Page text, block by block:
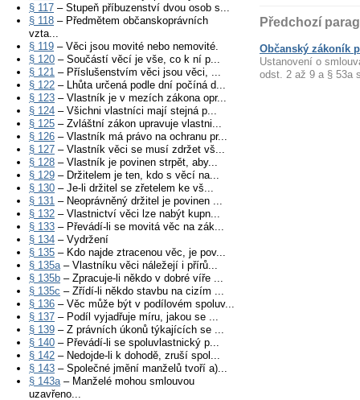
§ 117 – Stupeň příbuzenství dvou osob s...
§ 118 – Předmětem občanskoprávních
vzta...
§ 119 – Věci jsou movité nebo nemovité.
§ 120 – Součástí věcí je vše, co k ní p...
§ 121 – Příslušenstvím věci jsou věci, ...
§ 122 – Lhůta určená podle dní počíná d...
§ 123 – Vlastník je v mezích zákona opr...
§ 124 – Všichni vlastníci mají stejná p...
§ 125 – Zvláštní zákon upravuje vlastni...
§ 126 – Vlastník má právo na ochranu pr...
§ 127 – Vlastník věci se musí zdržet vš...
§ 128 – Vlastník je povinen strpět, aby...
§ 129 – Držitelem je ten, kdo s věcí na...
§ 130 – Je-li držitel se zřetelem ke vš...
§ 131 – Neoprávněný držitel je povinen ...
§ 132 – Vlastnictví věci lze nabýt kupn...
§ 133 – Převádí-li se movitá věc na zák...
§ 134 – Vydržení
§ 135 – Kdo najde ztracenou věc, je pov...
§ 135a– Vlastníku věci náležejí i přírů...
§ 135b – Zpracuje-li někdo v dobré víře ...
§ 135c – Zřídí-li někdo stavbu na cizím ...
§ 136 – Věc může být v podílovém spoluv...
§ 137 – Podíl vyjadřuje míru, jakou se ...
§ 139 – Z právních úkonů týkajících se ...
§ 140 – Převádí-li se spoluvlastnický p...
§ 142 – Nedojde-li k dohodě, zruší spol...
§ 143 – Společné jmění manželů tvoří a)...
§ 143a– Manželé mohou smlouvou
uzavřeno...
Předchozí
Občanský zákoník
Ustanovení o
odst. 2 až 9 a § 53a